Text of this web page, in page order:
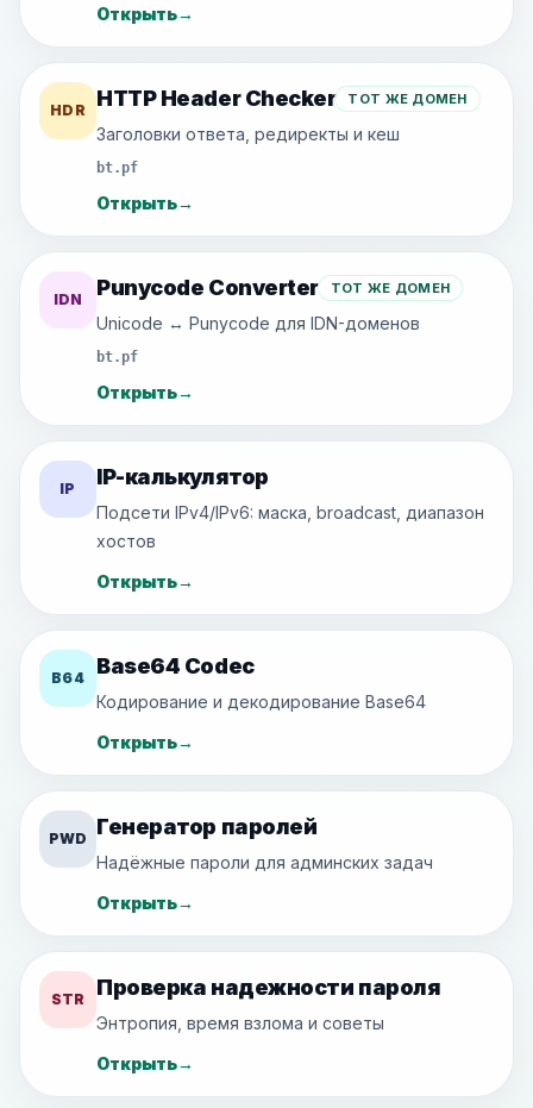
Открыть→
HDR HTTP Header Checker ТОТ ЖЕ ДОМЕН
Заголовки ответа, редиректы и кеш
bt.pf
Открыть→
IDN Punycode Converter ТОТ ЖЕ ДОМЕН
Unicode ↔ Punycode для IDN-доменов
bt.pf
Открыть→
IP IP-калькулятор
Подсети IPv4/IPv6: маска, broadcast, диапазон
хостов
Открыть→
B64 Base64 Codec
Кодирование и декодирование Base64
Открыть→
PWD Генератор паролей
Надёжные пароли для админских задач
Открыть→
STR Проверка надежности пароля
Энтропия, время взлома и советы
Открыть→